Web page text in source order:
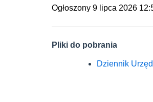
Ogłoszony 9 lipca 2026
Pliki do pobrania
Dziennik
Dziennik